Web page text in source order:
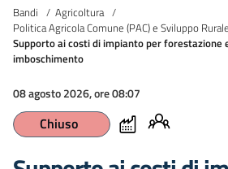
Bandi / Agricoltura /
Politica Agricola Comune (PAC) e Sviluppo Rurale
Supporto ai costi di impianto per forestazione
imboschimento
08 agosto 2026, ore 08:07
Chiuso